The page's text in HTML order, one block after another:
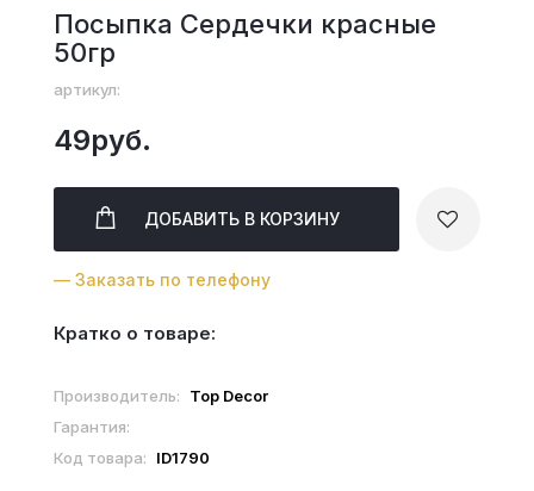
Посыпка Сердечки красные
50гр
артикул:
49руб.
ДОБАВИТЬ В КОРЗИНУ
— Заказать по телефону
Кратко о товаре:
Производитель:
Top Decor
Гарантия:
Код товара:
ID1790